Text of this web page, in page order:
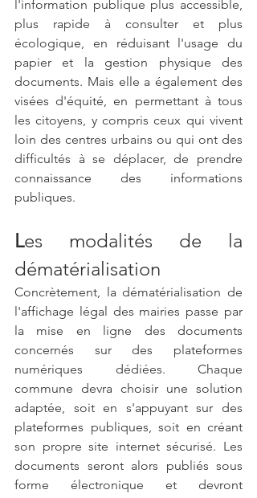
l'information publique plus accessible,
plus rapide à consulter et plus
écologique, en réduisant l'usage du
papier et la gestion physique des
documents. Mais elle a également des
visées d'équité, en permettant à tous
les citoyens, y compris ceux qui vivent
loin des centres urbains ou qui ont des
difficultés à se déplacer, de prendre
connaissance des informations
publiques.
Les modalités de la
dématérialisation
Concrètement, la dématérialisation de
l'affichage légal des mairies passe par
la mise en ligne des documents
concernés sur des plateformes
numériques dédiées. Chaque
commune devra choisir une solution
adaptée, soit en s'appuyant sur des
plateformes publiques, soit en créant
son propre site internet sécurisé. Les
documents seront alors publiés sous
forme électronique et devront